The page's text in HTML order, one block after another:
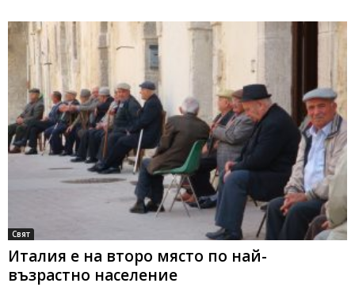
Свят
Италия е на второ място по най-
възрастно население